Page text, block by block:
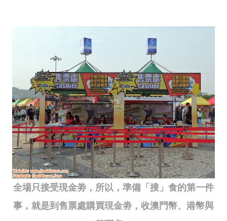
全場只接受現金劵，所以，準備「搜」食的第一件
事，就是到售票處購買現金劵，收澳門幣、港幣與